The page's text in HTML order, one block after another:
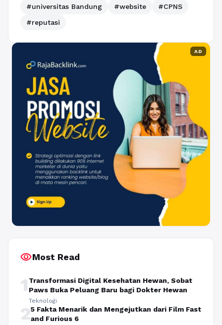
#universitas Bandung
#website
#CPNS
#reputasi
AD
visibilityMost Read
1 Transformasi Digital Kesehatan Hewan, Sobat
Paws Buka Peluang Baru bagi Dokter Hewan
Teknologi
25 Fakta Menarik dan Mengejutkan dari Film Fast
and Furious 6